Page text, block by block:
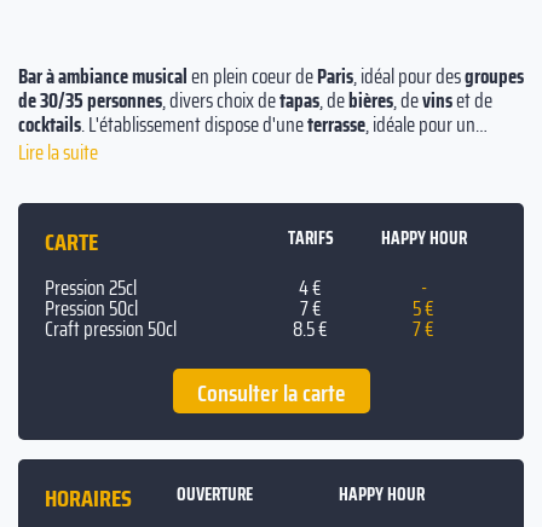
Bar à ambiance musicalen plein coeur deParis, idéal pour desgroupes
de 30/35 personnes, divers choix detapas, debières, devinset de
cocktails. L'établissement dispose d'uneterrasse, idéale pour un
anniversaire
blanche et d'IPA à 7€et de plusieurscocktails à 6€. Le prix moyen des
Lire la suite
CARTE TARIFS HAPPY HOUR
Pression 25cl 4 € -
Pression 50cl 7 € 5 €
Craft pression 50cl 8.5 € 7 €
Consulter la carte
HORAIRES OUVERTURE HAPPY HOUR